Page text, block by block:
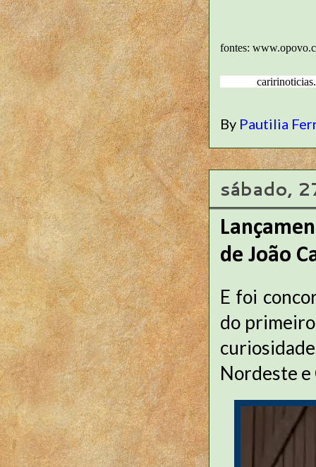
fontes:
By Pautilia
sábado,
de João
E foi
do
Nordeste